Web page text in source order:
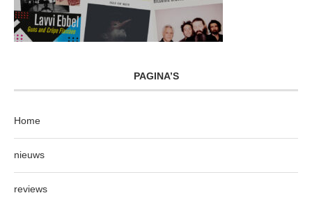
PAGINA’S
Home
nieuws
reviews